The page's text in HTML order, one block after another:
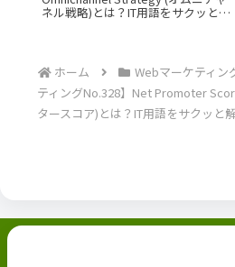
ネル戦略)とは？IT用語をサクッと解
ホーム Webマーケティン
ティングNo.328】Net Promoter
タースコア)とは？IT用語をサクッと